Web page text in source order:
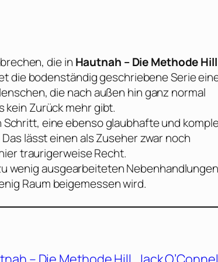
die in Hautnah – Die Methode Hill
die bodenständig geschriebene Serie
die nach außen hin ganz normal
Zurück mehr gibt.
eine ebenso glaubhafte und
lässt einen als Zuseher zwar noch
traurigerweise Recht.
wenig ausgearbeiteten
Raum beigemessen wird.